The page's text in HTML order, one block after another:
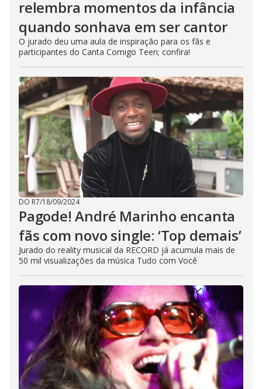
relembra momentos da infância
quando sonhava em ser cantor
O jurado deu uma aula de inspiração para os fãs e
participantes do Canta Comigo Teen; confira!
DO R7/18/09/2024
Pagode! André Marinho encanta
fãs com novo single: ‘Top demais’
Jurado do reality musical da RECORD já acumula mais de
50 mil visualizações da música Tudo com Você